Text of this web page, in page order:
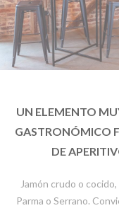
UN ELEMENTO
GASTRONÓMICO
DE
Jamón crudo o
Parma o Serrano.